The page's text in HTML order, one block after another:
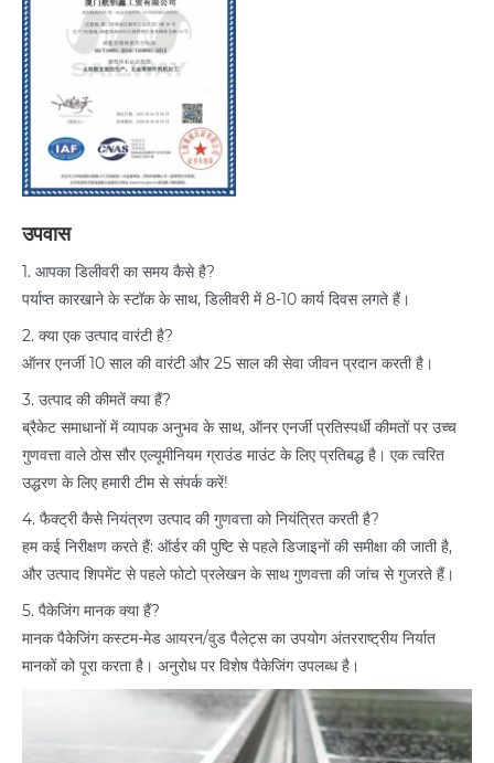
उपवास
1. आपका डिलीवरी का समय कैसे है?
पर्याप्त कारखाने के स्टॉक के साथ, डिलीवरी में 8-10 कार्य दिवस लगते हैं।
2. क्या एक उत्पाद वारंटी है?
ऑनर एनर्जी 10 साल की वारंटी और 25 साल की सेवा जीवन प्रदान करती है।
3. उत्पाद की कीमतें क्या हैं?
ब्रैकेट समाधानों में व्यापक अनुभव के साथ, ऑनर एनर्जी प्रतिस्पर्धी कीमतों पर उच्च
गुणवत्ता वाले ठोस सौर एल्यूमीनियम ग्राउंड माउंट के लिए प्रतिबद्ध है। एक त्वरित
उद्धरण के लिए हमारी टीम से संपर्क करें!
4. फैक्ट्री कैसे नियंत्रण उत्पाद की गुणवत्ता को नियंत्रित करती है?
हम कई निरीक्षण करते हैं: ऑर्डर की पुष्टि से पहले डिजाइनों की समीक्षा की जाती है,
और उत्पाद शिपमेंट से पहले फोटो प्रलेखन के साथ गुणवत्ता की जांच से गुजरते हैं।
5. पैकेजिंग मानक क्या हैं?
मानक पैकेजिंग कस्टम-मेड आयरन/वुड पैलेट्स का उपयोग अंतरराष्ट्रीय निर्यात
मानकों को पूरा करता है। अनुरोध पर विशेष पैकेजिंग उपलब्ध है।